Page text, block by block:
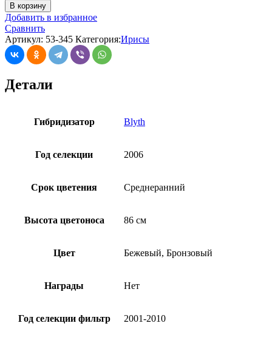
В корзину
Добавить в избранное
Сравнить
Артикул: 53-345 Категория:Ирисы
Детали
Гибридизатор Blyth
Год селекции 2006
Срок цветения Среднеранний
Высота цветоноса 86 см
Цвет Бежевый, Бронзовый
Награды Нет
Год селекции фильтр 2001-2010